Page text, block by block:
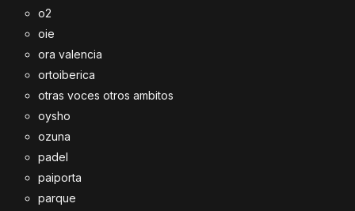
o2
oie
ora valencia
ortoiberica
otras voces otros ambitos
oysho
ozuna
padel
paiporta
parque